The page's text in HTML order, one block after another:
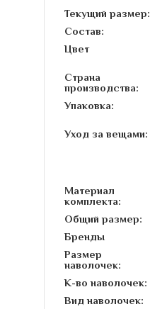
Текущий размер:
Состав:
Цвет
Страна
производства:
Упаковка:
Уход за вещами:
Материал
комплекта:
Общий размер:
Бренды
Размер
наволочек:
К-во наволочек:
Вид наволочек: